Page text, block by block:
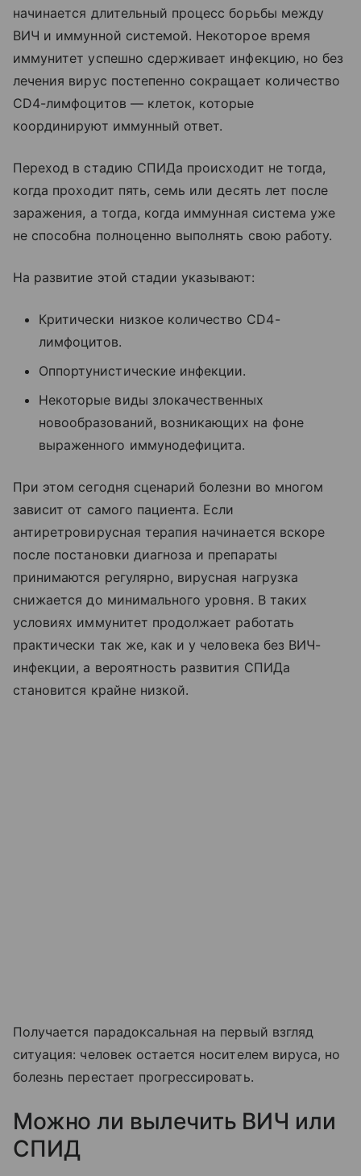
начинается длительный процесс борьбы между
ВИЧ и иммунной системой. Некоторое время
иммунитет успешно сдерживает инфекцию, но без
лечения вирус постепенно сокращает количество
CD4-лимфоцитов — клеток, которые
координируют иммунный ответ.
Переход в стадию СПИДа происходит не тогда,
когда проходит пять, семь или десять лет после
заражения, а тогда, когда иммунная система уже
не способна полноценно выполнять свою работу.
На развитие этой стадии указывают:
Критически низкое количество CD4-
лимфоцитов.
Оппортунистические инфекции.
Некоторые виды злокачественных
новообразований, возникающих на фоне
выраженного иммунодефицита.
При этом сегодня сценарий болезни во многом
зависит от самого пациента. Если
антиретровирусная терапия начинается вскоре
после постановки диагноза и препараты
принимаются регулярно, вирусная нагрузка
снижается до минимального уровня. В таких
условиях иммунитет продолжает работать
практически так же, как и у человека без ВИЧ-
инфекции, а вероятность развития СПИДа
становится крайне низкой.
Получается парадоксальная на первый взгляд
ситуация: человек остается носителем вируса, но
болезнь перестает прогрессировать.
Можно ли вылечить ВИЧ или
СПИД